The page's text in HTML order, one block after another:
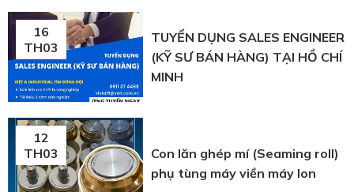
16
TH03
TUYỂN DỤNG SALES ENGINEER
(KỸ SƯ BÁN HÀNG) TẠI HỒ CHÍ
MINH
12
TH03
Con lăn ghép mí (Seaming roll)
phụ tùng máy viền máy lon